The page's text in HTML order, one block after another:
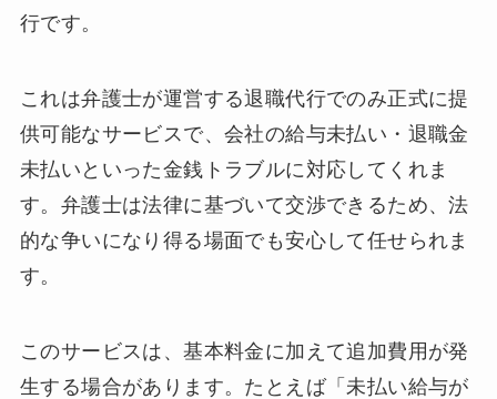
行です。
これは弁護士が運営する退職代行でのみ正式に提
供可能なサービスで、会社の給与未払い・退職金
未払いといった金銭トラブルに対応してくれま
す。弁護士は法律に基づいて交渉できるため、法
的な争いになり得る場面でも安心して任せられま
す。
このサービスは、基本料金に加えて追加費用が発
生する場合があります。たとえば「未払い給与が